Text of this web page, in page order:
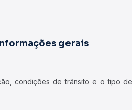
gerais
condições de trânsito e o tipo